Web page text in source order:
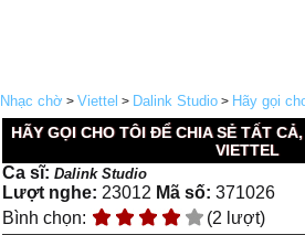
Nhạc chờ > Viettel > Dalink Studio > Hãy gọi
HÃY GỌI CHO TÔI ĐỂ CHIA SẺ TẤT
VIETTEL
Ca sĩ:Dalink Studio
Lượt nghe: 23012 Mã số: 371026
Bình chọn:
(2 lượt)